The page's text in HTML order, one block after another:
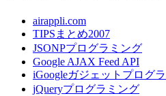
airappli.com
TIPSまとめ2007
JSONPプログラミング
Google AJAX Feed API
iGoogleガジェットプログ
jQueryプログラミング